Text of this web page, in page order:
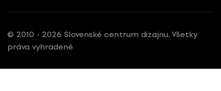
© 2010 - 2026 Slovenské centrum dizajnu, Všetky
práva vyhradené